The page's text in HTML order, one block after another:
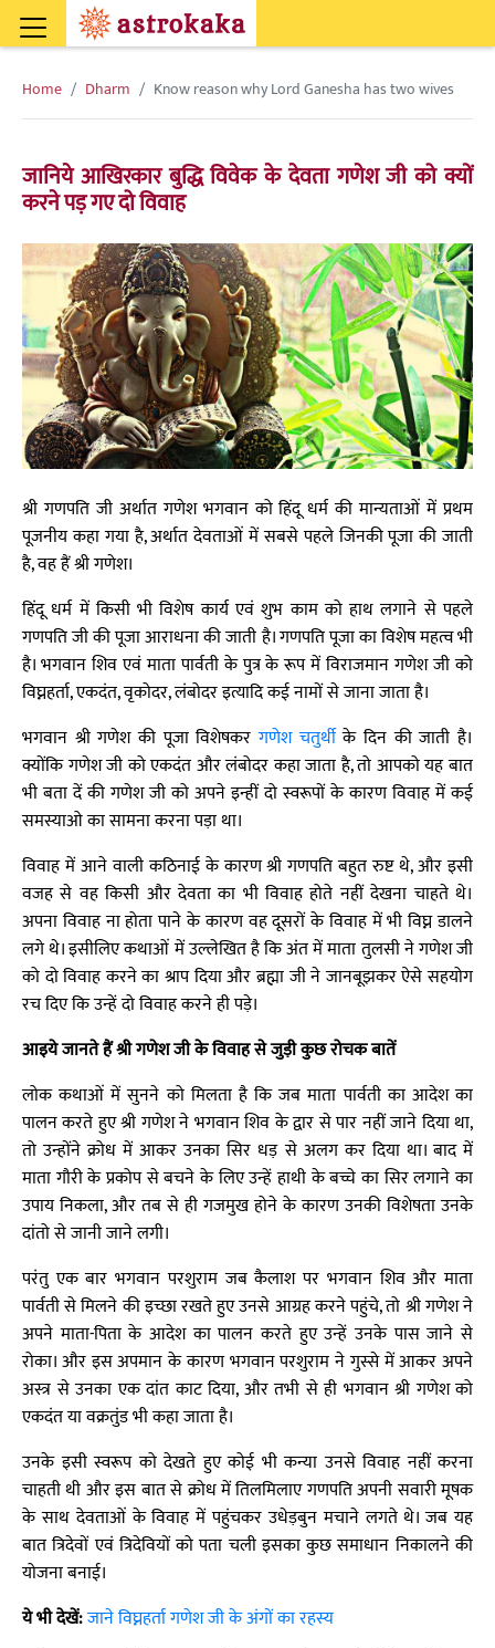
Home Dharm Know reason why Lord Ganesha has two wives
जानिये आखिरकार बुद्धि विवेक के देवता गणेश जी को क्यों
करने पड़ गए दो विवाह
श्री गणपति जी अर्थात गणेश भगवान को हिंदू धर्म की मान्यताओं में प्रथम
पूजनीय कहा गया है, अर्थात देवताओं में सबसे पहले जिनकी पूजा की जाती
है, वह हैं श्री गणेश।
हिंदू धर्म में किसी भी विशेष कार्य एवं शुभ काम को हाथ लगाने से पहले
गणपति जी की पूजा आराधना की जाती है। गणपति पूजा का विशेष महत्व भी
है। भगवान शिव एवं माता पार्वती के पुत्र के रूप में विराजमान गणेश जी को
विघ्नहर्ता, एकदंत, वृकोदर, लंबोदर इत्यादि कई नामों से जाना जाता है।
भगवान श्री गणेश की पूजा विशेषकरगणेश चतुर्थीके दिन की जाती है।
क्योंकि गणेश जी को एकदंत और लंबोदर कहा जाता है, तो आपको यह बात
भी बता दें की गणेश जी को अपने इन्हीं दो स्वरूपों के कारण विवाह में कई
समस्याओ का सामना करना पड़ा था।
विवाह में आने वाली कठिनाई के कारण श्री गणपति बहुत रुष्ट थे, और इसी
वजह से वह किसी और देवता का भी विवाह होते नहीं देखना चाहते थे।
अपना विवाह ना होता पाने के कारण वह दूसरों के विवाह में भी विघ्न डालने
लगे थे। इसीलिए कथाओं में उल्लेखित है कि अंत में माता तुलसी ने गणेश जी
को दो विवाह करने का श्राप दिया और ब्रह्मा जी ने जानबूझकर ऐसे सहयोग
रच दिए कि उन्हें दो विवाह करने ही पड़े।
आइये जानते हैं श्री गणेश जी के विवाह से जुड़ी कुछ रोचक बातें
लोक कथाओं में सुनने को मिलता है कि जब माता पार्वती का आदेश का
पालन करते हुए श्री गणेश ने भगवान शिव के द्वार से पार नहीं जाने दिया था,
तो उन्होंने क्रोध में आकर उनका सिर धड़ से अलग कर दिया था। बाद में
माता गौरी के प्रकोप से बचने के लिए उन्हें हाथी के बच्चे का सिर लगाने का
उपाय निकला, और तब से ही गजमुख होने के कारण उनकी विशेषता उनके
दांतो से जानी जाने लगी।
परंतु एक बार भगवान परशुराम जब कैलाश पर भगवान शिव और माता
पार्वती से मिलने की इच्छा रखते हुए उनसे आग्रह करने पहुंचे, तो श्री गणेश ने
अपने माता-पिता के आदेश का पालन करते हुए उन्हें उनके पास जाने से
रोका। और इस अपमान के कारण भगवान परशुराम ने गुस्से में आकर अपने
अस्त्र से उनका एक दांत काट दिया, और तभी से ही भगवान श्री गणेश को
एकदंत या वक्रतुंड भी कहा जाता है।
उनके इसी स्वरूप को देखते हुए कोई भी कन्या उनसे विवाह नहीं करना
चाहती थी और इस बात से क्रोध में तिलमिलाए गणपति अपनी सवारी मूषक
के साथ देवताओं के विवाह में पहुंचकर उधेड़बुन मचाने लगते थे। जब यह
बात त्रिदेवों एवं त्रिदेवियों को पता चली इसका कुछ समाधान निकालने की
योजना बनाई।
ये भी देखें:जाने विघ्नहर्ता गणेश जी के अंगों का रहस्य